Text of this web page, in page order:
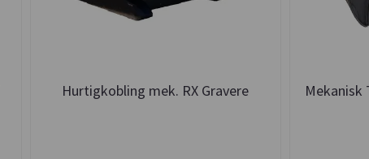
Hurtigkobling mek. RX Gravere
Mekanisk